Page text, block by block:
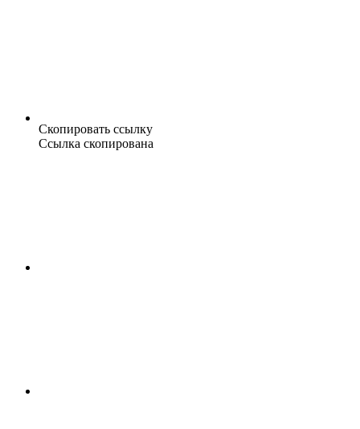
Скопировать ссылку
Ссылка скопирована